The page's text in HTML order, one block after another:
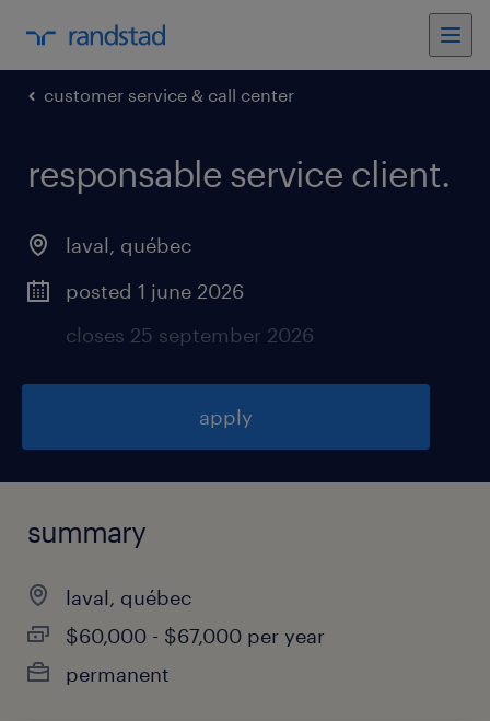
customer service & call center
responsable service client.
laval, québec
posted 1 june 2026
closes 25 september 2026
apply
summary
laval, québec
$60,000 - $67,000 per year
permanent